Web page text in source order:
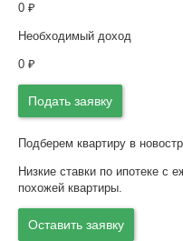
0 ₽
Необходимый доход
0 ₽
Подать заявку
Подберем квартиру в
Низкие ставки по ипотеке
похожей квартиры.
Оставить заявку